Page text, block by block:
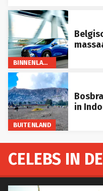
BINNENLAND
BUITENLAND
in
CELEBS IN